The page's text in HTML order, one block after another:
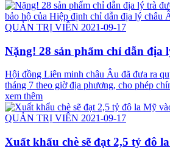
QUẢN TRỊ VIÊN 2021-09-17
Nặng! 28 sản phẩm chỉ dẫn địa
Hội đồng Liên minh châu Âu đã đưa ra
tháng 7 theo giờ địa phương, cho phép
xem thêm
QUẢN TRỊ VIÊN 2021-09-17
Xuất khẩu chè sẽ đạt 2,5 tỷ đô